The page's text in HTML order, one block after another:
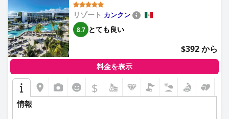
リゾート カンクン
8.7 とても良い
$392 から
料金を表示
$
情報